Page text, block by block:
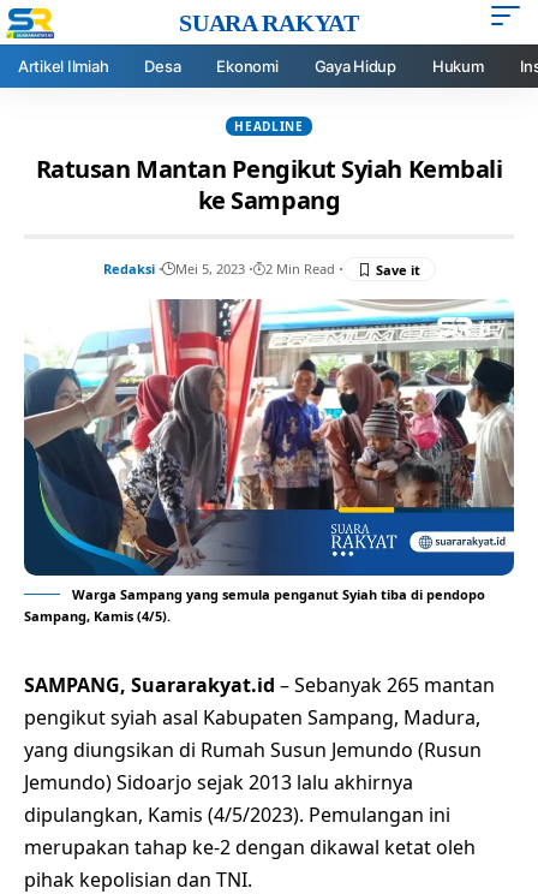
SUARA RAKYAT
Artikel Ilmiah Desa Ekonomi Gaya Hidup Hukum
HEADLINE
Ratusan Mantan Pengikut Syiah Kembali
ke Sampang
Redaksi Mei 5, 2023 2 Min Read
Warga Sampang yang semula penganut Syiah tiba di pendopo
Sampang, Kamis (4/5).
SAMPANG, Suararakyat.id – Sebanyak 265 mantan
pengikut syiah asal Kabupaten Sampang, Madura,
yang diungsikan di Rumah Susun Jemundo (Rusun
Jemundo)Sidoarjo sejak 2013 lalu akhirnya
dipulangkan, Kamis (4/5/2023). Pemulangan ini
merupakan tahap ke-2 dengan dikawal ketat oleh
pihak kepolisian dan TNI.